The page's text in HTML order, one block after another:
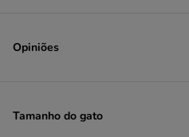
Purina ONE
Rosie's Farm
Opiniões
Tamanho do gato